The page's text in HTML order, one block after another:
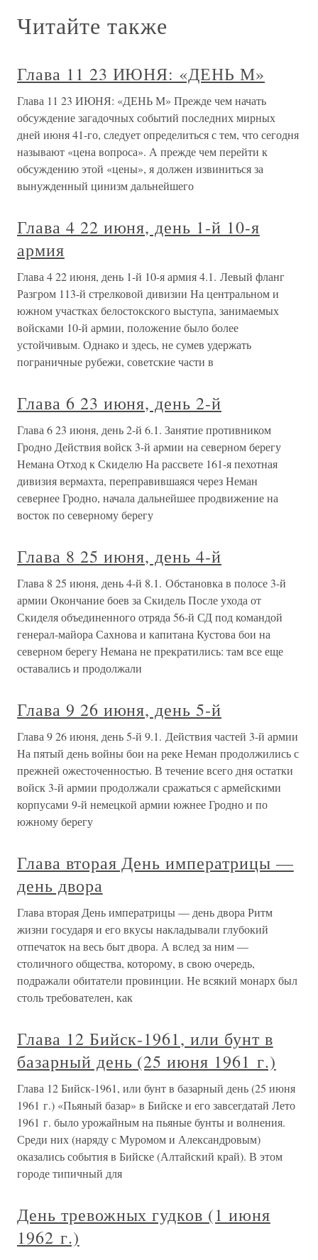
Читайте также
Глава 11 23 ИЮНЯ: «ДЕНЬ М»
Глава 11 23 ИЮНЯ: «ДЕНЬ М» Прежде чем начать
обсуждение загадочных событий последних мирных
дней июня 41-го, следует определиться с тем, что сегодня
называют «цена вопроса». А прежде чем перейти к
обсуждению этой «цены», я должен извиниться за
вынужденный цинизм дальнейшего
Глава 4 22 июня, день 1-й 10-я
армия
Глава 4 22 июня, день 1-й 10-я армия 4.1. Левый фланг
Разгром 113-й стрелковой дивизии На центральном и
южном участках белостокского выступа, занимаемых
войсками 10-й армии, положение было более
устойчивым. Однако и здесь, не сумев удержать
пограничные рубежи, советские части в
Глава 6 23 июня, день 2-й
Глава 6 23 июня, день 2-й 6.1. Занятие противником
Гродно Действия войск 3-й армии на северном берегу
Немана Отход к Скиделю На рассвете 161-я пехотная
дивизия вермахта, переправившаяся через Неман
севернее Гродно, начала дальнейшее продвижение на
восток по северному берегу
Глава 8 25 июня, день 4-й
Глава 8 25 июня, день 4-й 8.1. Обстановка в полосе 3-й
армии Окончание боев за Скидель После ухода от
Скиделя объединенного отряда 56-й СД под командой
генерал-майора Сахнова и капитана Кустова бои на
северном берегу Немана не прекратились: там все еще
оставались и продолжали
Глава 9 26 июня, день 5-й
Глава 9 26 июня, день 5-й 9.1. Действия частей 3-й армии
На пятый день войны бои на реке Неман продолжились с
прежней ожесточенностью. В течение всего дня остатки
войск 3-й армии продолжали сражаться с армейскими
корпусами 9-й немецкой армии южнее Гродно и по
южному берегу
Глава вторая День императрицы —
день двора
Глава вторая День императрицы — день двора Ритм
жизни государя и его вкусы накладывали глубокий
отпечаток на весь быт двора. А вслед за ним —
столичного общества, которому, в свою очередь,
подражали обитатели провинции. Не всякий монарх был
столь требователен, как
Глава 12 Бийск-1961, или бунт в
базарный день (25 июня 1961 г.)
Глава 12 Бийск-1961, или бунт в базарный день (25 июня
1961 г.) «Пьяный базар» в Бийске и его завсегдатай Лето
1961 г. было урожайным на пьяные бунты и волнения.
Среди них (наряду с Муромом и Александровым)
оказались события в Бийске (Алтайский край). В этом
городе типичный для
День тревожных гудков (1 июня
1962 г.)